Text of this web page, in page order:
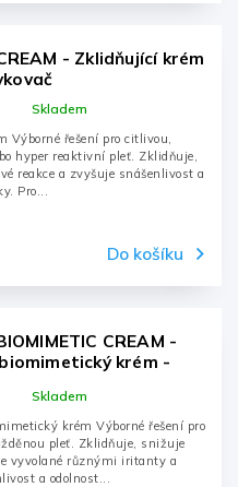
- Zklidňující krém
Skladem
Do košíku
Výborné řešení pro citlivou,
hyper reaktivní pleť. Zklidňuje,
reakce a zvyšuje snášenlivost a
Pro...
CREAM -
krém -
Skladem
krém Výborné řešení pro
pleť. Zklidňuje, snižuje
vyvolané různými iritanty a
a odolnost...